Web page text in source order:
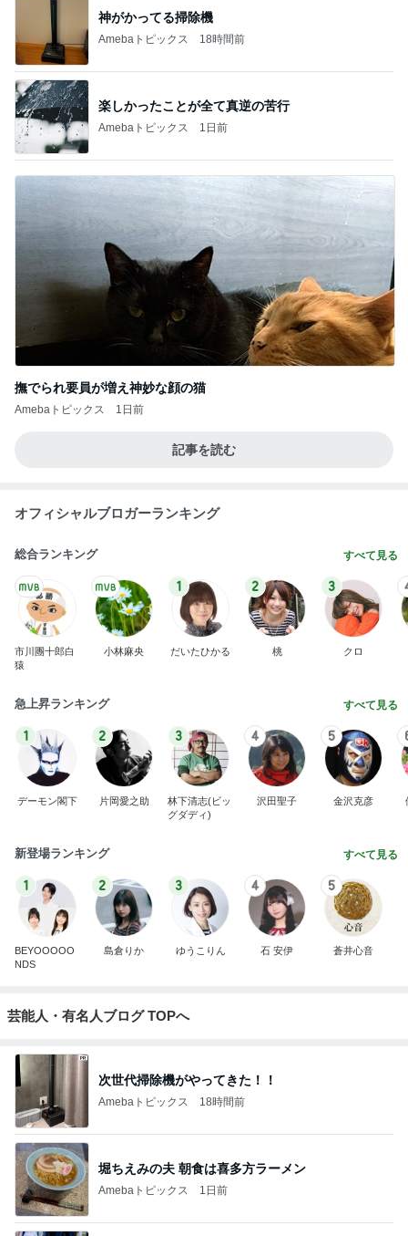
神がかってる掃除機
Amebaトピックス 18時間前
楽しかったことが全て真逆の苦行
Amebaトピックス 1日前
撫でられ要員が増え神妙な顔の猫
Amebaトピックス 1日前
記事を読む
オフィシャルブロガーランキング
総合ランキング すべて見る
市川團十郎白
猿
小林麻央
1
だいたひかる
2
桃
3
クロ
急上昇ランキング すべて見る
1
デーモン閣下
2
片岡愛之助
3
林下清志(ビッ
グダディ)
4
沢田聖子
5
金沢克彦
新登場ランキング すべて見る
1
BEYOOOOO
NDS
2
島倉りか
3
ゆうこりん
4
石 安伊
5
蒼井心音
芸能人・有名人ブログ TOPへ
次世代掃除機がやってきた！！
Amebaトピックス 18時間前
堀ちえみの夫 朝食は喜多方ラーメン
Amebaトピックス 1日前